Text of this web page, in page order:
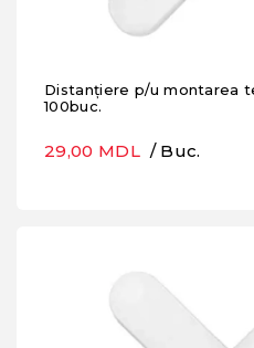
Distanțiere p/u montarea
100buc.
29,00 MDL / Buc.